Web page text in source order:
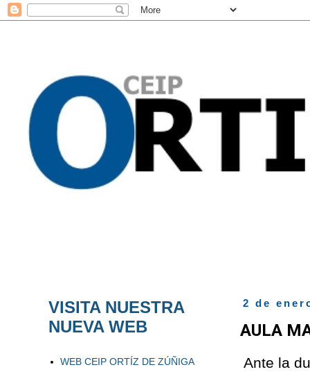
2 de
AULA
Ante la
VISITA NUESTRA
NUEVA WEB
WEB CEIP ORTÍZ DE ZÚÑIGA